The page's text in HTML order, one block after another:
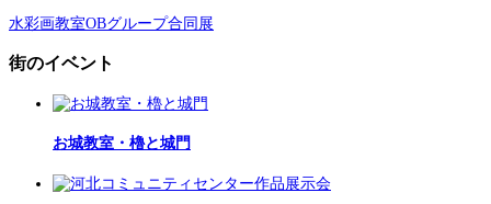
水彩画教室OBグループ合同展
街のイベント
お城教室・櫓と城門